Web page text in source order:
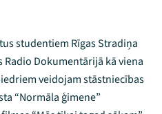
studentiem Rīgas Stradiņa
Dokumentārijā kā viena
veidojam stāstniecības
“Normāla ģimene”